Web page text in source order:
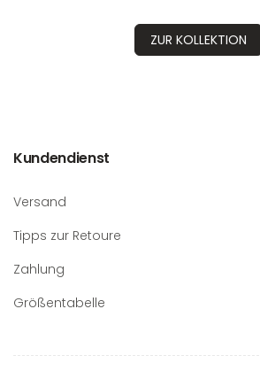
ZUR KOLLEKTION
Kundendienst
Versand
Tipps zur Retoure
Zahlung
Größentabelle